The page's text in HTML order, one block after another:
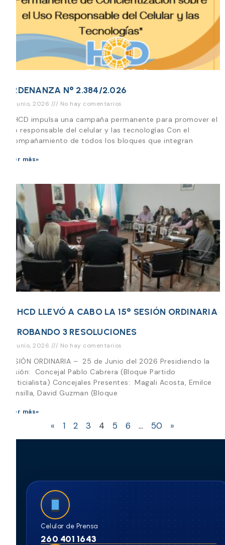
ORDENANZA N° 2.384/2.026
26 junio, 2026 No hay comentarios
El HCD impulsa una campaña permanente para promover el
uso responsable del celular y las tecnologías Con el
acompañamiento de todos los bloques que integran
Leer más»
EL HCD LLEVÓ A CABO LA 15° SESIÓN ORDINARIA
APROBANDO 3 RESOLUCIONES
25 junio, 2026 No hay comentarios
SESIÓN ORDINARIA – 25 de Junio del 2026 Presidiendo la
Sesión: Concejal Pablo Cabrera (Bloque Partido
Justicialista) Concejales Presentes: Magali Acosta, Emilce
Mansilla, David Guzman (Bloque
Leer más»
« 1 2 3 4 5 6 … 50 »
Celular de Prensa
260 401 1643